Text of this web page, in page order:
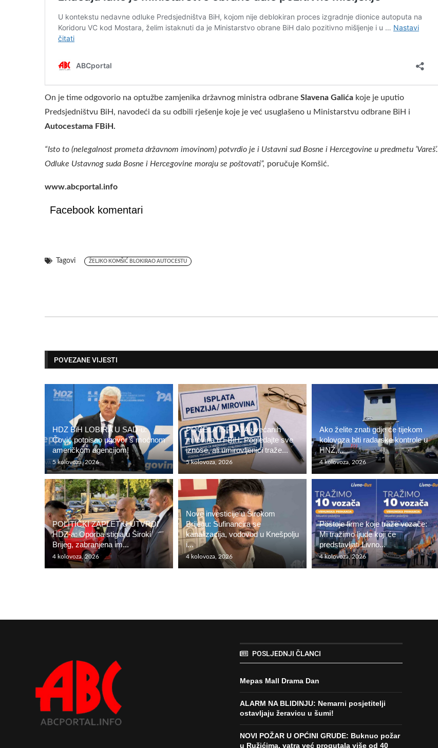
On je time odgovorio na optužbe zamjenika državnog ministra odbrane Slavena Galića koje je uputio
Predsjedništvu BiH, navodeći da su odbili rješenje koje je već usuglašeno u Ministarstvu odbrane BiH i
Autocestama FBiH.
“Isto to (nelegalnost prometa državnom imovinom) potvrdio je i Ustavni sud Bosne i Hercegovine u predmetu ‘Vareš’.
Odluke Ustavnog suda Bosne i Hercegovine moraju se poštovati”, poručuje Komšić.
www.abcportal.info
Facebook komentari
Tagovi ŽELJKO KOMŠIĆ BLOKIRAO AUTOCESTU
POVEZANE VIJESTI
HDZ BiH LOBIRA U SAD-u:
Čović potpisao ugovor s moćnom
američkom agencijom!
5 kolovoza, 2026
POČELA ISPLATA uvećanih
mirovina u FBiH: Pogledajte sve
iznose, ali umirovljenici traže...
5 kolovoza, 2026
Ako želite znati gdje će tijekom
kolovoza biti radarske kontrole u
HNŽ,...
4 kolovoza, 2026
POLITIČKI ZAPLET U UTVRDI
HDZ-a: Oporba stigla u Široki
Brijeg, zabranjena im...
4 kolovoza, 2026
Nove investicije u Širokom
Brijegu: Sufinancira se
kanalizacija, vodovod u Knešpolju
i...
4 kolovoza, 2026
Postoje firme koje traže vozače:
Mi tražimo ljude koji će
predstavljati Livno...
4 kolovoza, 2026
POSLJEDNJI ČLANCI
Mepas Mall Drama Dan
ALARM NA BLIDINJU: Nemarni posjetitelji
ostavljaju žeravicu u šumi!
NOVI POŽAR U OPĆINI GRUDE: Buknuo požar
u Ružićima, vatra već progutala više od 40